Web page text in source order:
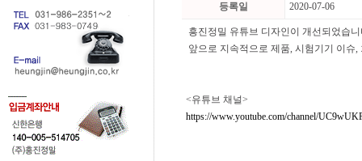
등록일 2020-07-06
흥진정밀 유튜브 디자인이 개선되었습
앞으로 지속적으로 제품, 시험기기 이슈
<유튜브 채널>
https://www.youtube.com/channel/